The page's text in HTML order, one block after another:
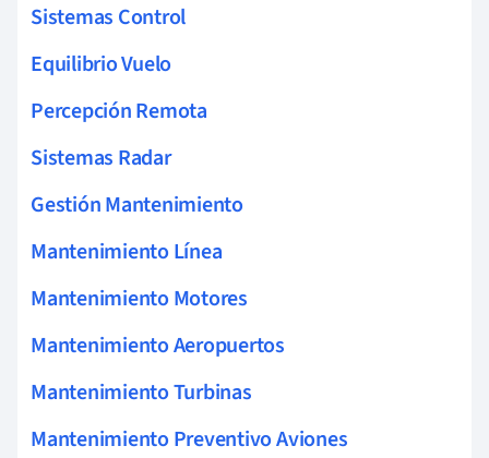
Sistemas Control
Equilibrio Vuelo
Percepción Remota
Sistemas Radar
Gestión Mantenimiento
Mantenimiento Línea
Mantenimiento Motores
Mantenimiento Aeropuertos
Mantenimiento Turbinas
Mantenimiento Preventivo Aviones